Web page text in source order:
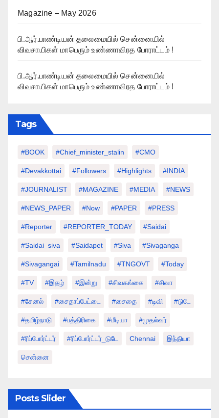
Magazine – May 2026
பி.ஆர்.பாண்டியன் தலைமையில் சென்னையில்
விவசாயிகள் மாபெரும் உண்ணாவிரத போராட்டம் !
பி.ஆர்.பாண்டியன் தலைமையில் சென்னையில்
விவசாயிகள் மாபெரும் உண்ணாவிரத போராட்டம் !
Tags
#BOOK #chief_minister_stalin #CMO
#devakkottai #followers #highlights #INDIA
#JOURNALIST #MAGAZINE #MEDIA #NEWS
#NEWS_PAPER #Now #PAPER #PRESS
#Reporter #REPORTER_TODAY #saidai
#saidai_siva #saidapet #Siva #Sivaganga
#sivagangai #tamilnadu #TNGOVT #today
#TV #இதழ் #இன்று #சிவகங்கை #சிவா
#சேனல் #சைதாப்பேட்டை #சைதை #டிவி #டுடே
#தமிழ்நாடு #பத்திரிகை #மீடியா #முதல்வர்
#ரிப்போர்ட்டர் #ரிப்போர்ட்டர்_டுடே Chennai இந்தியா
சென்னை
Posts Slider